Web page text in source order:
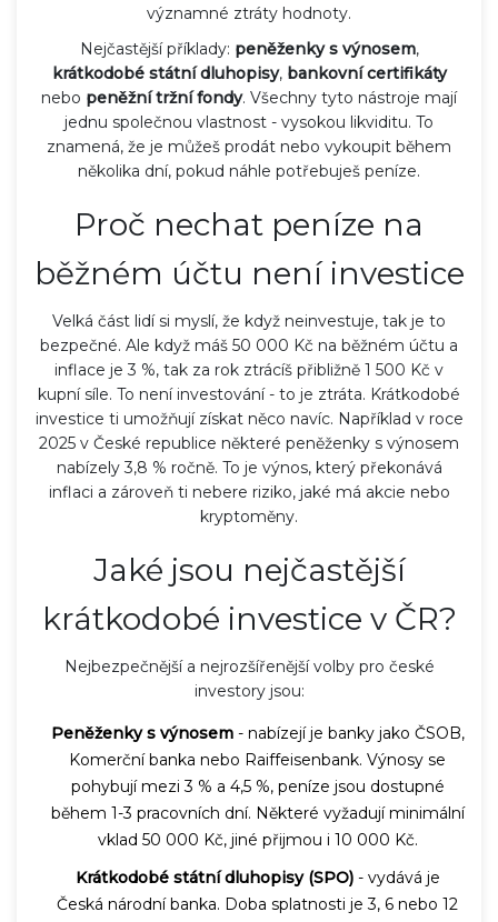
významné ztráty hodnoty.
Nejčastější příklady: peněženky s výnosem,
krátkodobé státní dluhopisy, bankovní certifikáty
nebo peněžní tržní fondy. Všechny tyto nástroje mají
jednu společnou vlastnost - vysokou likviditu. To
znamená, že je můžeš prodát nebo vykoupit během
několika dní, pokud náhle potřebuješ peníze.
Proč nechat peníze na
běžném účtu není investice
Velká část lidí si myslí, že když neinvestuje, tak je to
bezpečné. Ale když máš 50 000 Kč na běžném účtu a
inflace je 3 %, tak za rok ztrácíš přibližně 1 500 Kč v
kupní síle. To není investování - to je ztráta. Krátkodobé
investice ti umožňují získat něco navíc. Například v roce
2025 v České republice některé peněženky s výnosem
nabízely 3,8 % ročně. To je výnos, který překonává
inflaci a zároveň ti nebere riziko, jaké má akcie nebo
kryptoměny.
Jaké jsou nejčastější
krátkodobé investice v ČR?
Nejbezpečnější a nejrozšířenější volby pro české
investory jsou:
Peněženky s výnosem- nabízejí je banky jako ČSOB,
Komerční banka nebo Raiffeisenbank. Výnosy se
pohybují mezi 3 % a 4,5 %, peníze jsou dostupné
během 1-3 pracovních dní. Některé vyžadují minimální
vklad 50 000 Kč, jiné přijmou i 10 000 Kč.
Krátkodobé státní dluhopisy (SPO)- vydává je
Česká národní banka. Doba splatnosti je 3, 6 nebo 12